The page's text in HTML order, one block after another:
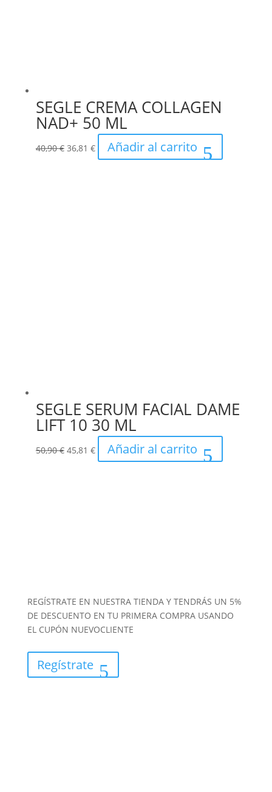
SEGLE CREMA COLLAGEN
NAD+ 50 ML
40,90€ El
36,81 €El
precio
Añadir al carrito
SEGLE SERUM FACIAL DAME
LIFT 10 30 ML
50,90€ El
45,81 €El
precio
Añadir al carrito
REGÍSTRATE EN NUESTRA TIENDA Y TENDRÁS UN 5%
DE DESCUENTO EN TU PRIMERA COMPRA USANDO
EL CUPÓN NUEVOCLIENTE
Regístrate